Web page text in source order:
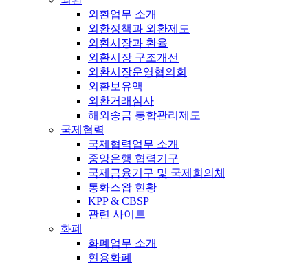
외환업무 소개
외환정책과 외환제도
외환시장과 환율
외환시장 구조개선
외환시장운영협의회
외환보유액
외환거래심사
해외송금 통합관리제도
국제협력
국제협력업무 소개
중앙은행 협력기구
국제금융기구 및 국제회의체
통화스왑 현황
KPP & CBSP
관련 사이트
화폐
화폐업무 소개
현용화폐